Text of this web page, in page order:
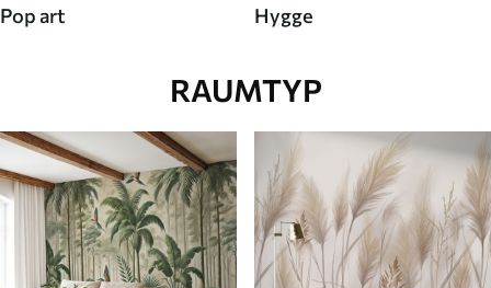
Pop art Hygge
RAUMTYP